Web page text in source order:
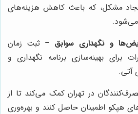
مشکل، که باعث کاهش هزینه‌های
می‌شود.
و نگهداری سوابق – ثبت زمان
برای بهینه‌سازی برنامه نگهداری و
آتی.
در تهران کمک می‌کند تا از
هپکو اطمینان حاصل کنند و بهره‌وری